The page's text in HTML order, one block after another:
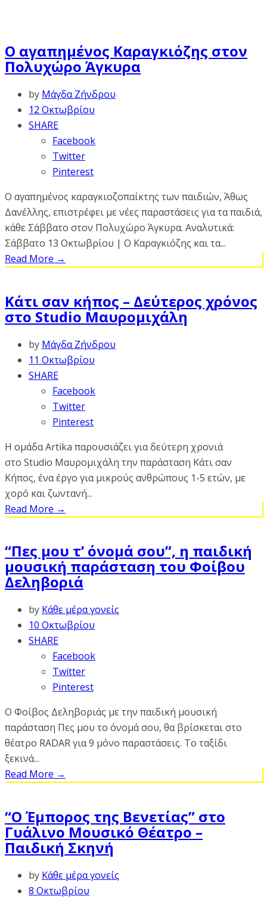
Ο αγαπημένος Καραγκιόζης στον
Πολυχώρο Άγκυρα
by Μάγδα Ζήνδρου
12 Οκτωβρίου
SHARE
Facebook
Twitter
Pinterest
Ο αγαπημένος καραγκιοζοπαίκτης των παιδιών, Άθως
Δανέλλης, επιστρέφει με νέες παραστάσεις για τα παιδιά,
κάθε Σάββατο στον Πολυχώρο Άγκυρα. Αναλυτικά:
Σάββατο 13 Οκτωβρίου | Ο Καραγκιόζης και τα...
Read More →
Κάτι σαν κήπος – Δεύτερος χρόνος
στο Studio Μαυρομιχάλη
by Μάγδα Ζήνδρου
11 Οκτωβρίου
SHARE
Facebook
Twitter
Pinterest
Η ομάδα Artika παρουσιάζει για δεύτερη χρονιά
στο Studio Μαυρομιχάλη την παράσταση Κάτι σαν
Κήπος, ένα έργο για μικρούς ανθρώπους 1-5 ετών, με
χορό και ζωντανή...
Read More →
“Πες μου τ’ όνομά σου”, η παιδική
μουσική παράσταση του Φοίβου
Δεληβοριά
by Κάθε μέρα γονείς
10 Οκτωβρίου
SHARE
Facebook
Twitter
Pinterest
O Φοίβος Δεληβοριάς με την παιδική μουσική
παράσταση Πες μου το όνομά σου, θα βρίσκεται στο
θέατρο RADAR για 9 μόνο παραστάσεις. Το ταξίδι
ξεκινά...
Read More →
“Ο Έμπορος της Βενετίας” στο
Γυάλινο Μουσικό Θέατρο –
Παιδική Σκηνή
by Κάθε μέρα γονείς
8 Οκτωβρίου